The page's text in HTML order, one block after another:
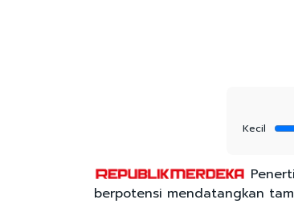
Kecil
berpotensi mendatangkan